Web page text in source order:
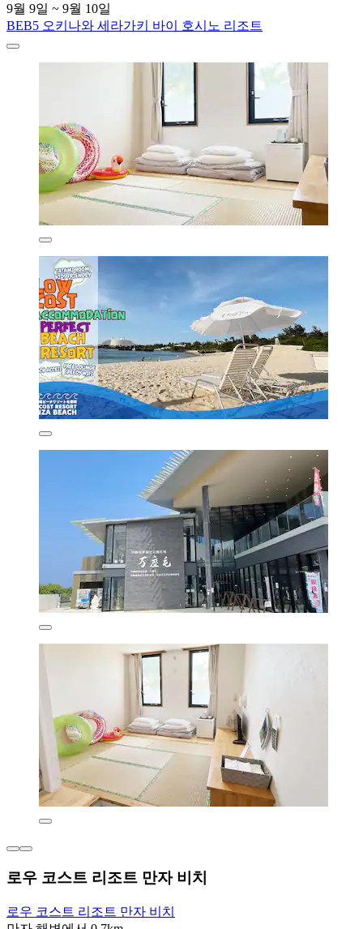
9월 9일 ~ 9월 10일
BEB5 오키나와 세라가키 바이 호시노 리조트
로우 코스트 리조트 만자 비치
로우 코스트 리조트 만자 비치